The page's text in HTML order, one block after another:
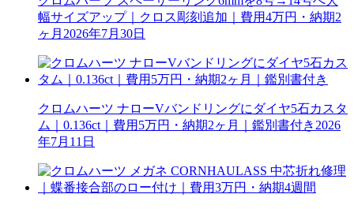
幅サイズアップ｜クロス彫刻追加｜費用4万円・納期2
ヶ月 2026年7月30日
クロムハーツ ナローVバンドリングにダイヤ5石カスタ
ム｜0.136ct｜費用5万円・納期2ヶ月｜鑑別書付き 2026
年7月11日